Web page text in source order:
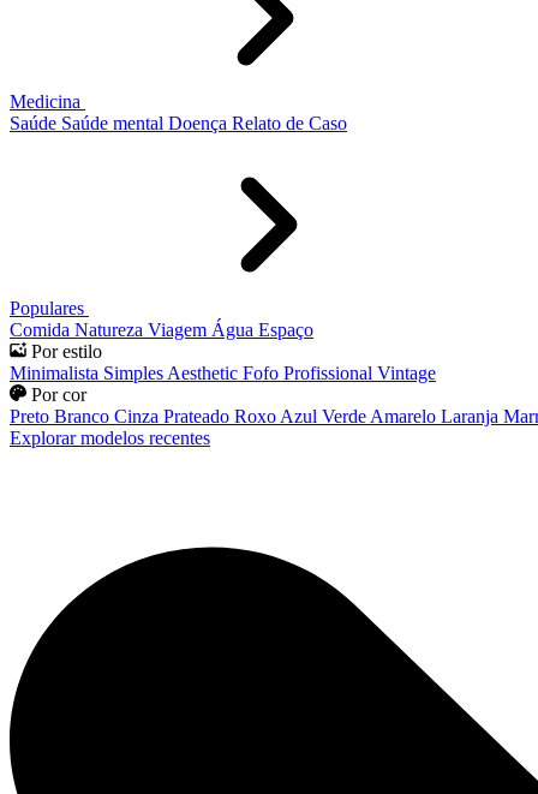
Medicina
Saúde Saúde mental Doença Relato de Caso
Populares
Comida Natureza Viagem Água Espaço
Por estilo
Minimalista Simples Aesthetic Fofo Profissional Vintage
Por cor
Preto Branco Cinza Prateado Roxo Azul Verde Amarelo Laranja
Explorar modelos recentes